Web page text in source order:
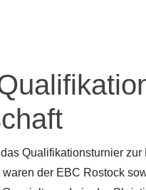
Qualifikationsturnier
der EBC Rostock